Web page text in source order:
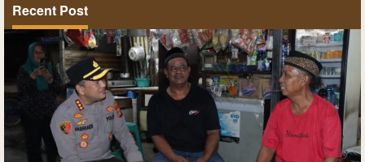
Recent Post